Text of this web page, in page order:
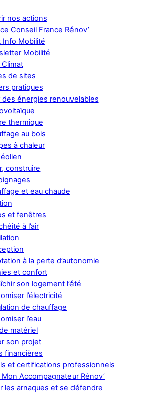
nos actions
Conseil France Rénov’
Info Mobilité
Mobilité
de sites
pratiques
énergies renouvelables
thermique
au bois
à chaleur
construire
et eau chaude
et fenêtres
à l’air
à la perte d’autonomie
et confort
son logement l’été
l’électricité
de chauffage
l’eau
matériel
son projet
financières
et certifications professionnels
Accompagnateur Rénov’
les arnaques et se défendre